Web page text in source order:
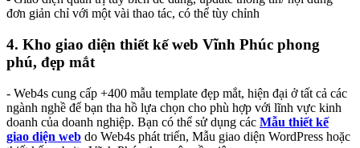
đơn giản chỉ với một vài thao tác, có thể tùy chỉnh
4. Kho giao diện thiết kế web Vĩnh Phúc phong
phú, đẹp mắt
- Web4s cung cấp +400 mẫu template đẹp mắt, hiện đại ở tất cả các
ngành nghề để bạn tha hồ lựa chọn cho phù hợp với lĩnh vực kinh
doanh của doanh nghiệp. Bạn có thể sử dụng các Mẫu thiết kế
giao diện web do Web4s phát triển, Mẫu giao diện WordPress hoặc